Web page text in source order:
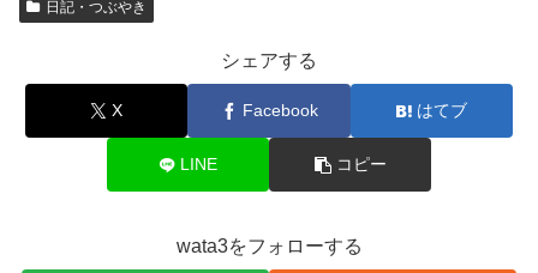
日記・つぶやき
シェアする
X Facebook はてブ
LINE コピー
wata3をフォローする